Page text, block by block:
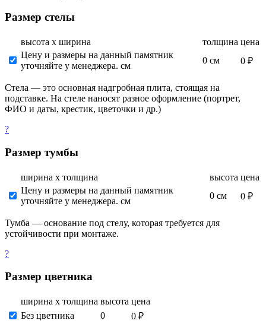
Размер стелы
высота х ширина толщина цена
Цену и размеры на данный памятник
уточняйте у менеджера. см
0 см 0 ₽
Стела — это основная надгробная плита, стоящая на
подставке. На стеле наносят разное оформление (портрет,
ФИО и даты, крестик, цветочки и др.)
?
Размер тумбы
ширина х толщина высота цена
Цену и размеры на данный памятник
уточняйте у менеджера. см
0 см 0 ₽
Тумба — основание под стелу, которая требуется для
устойчивости при монтаже.
?
Размер цветника
ширина х толщина высота цена
Без цветника
0 0 ₽